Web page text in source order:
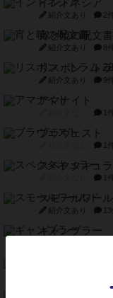
インドネシア
紹介文あり 2
宵と暁の呪文書
紹介文あり 8
リスボン・ト
紹介文あり 9
アマナイト
1
ブラヴェスト
1
スペクタキュ
1
スモールワール
紹介文あり
ギャンブラー
Bitter End ブ
1